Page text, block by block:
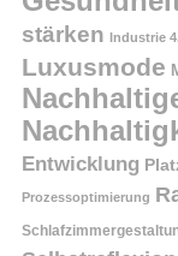
stärken
Industrie
Luxusmode
Entwicklung
Prozessoptimierung